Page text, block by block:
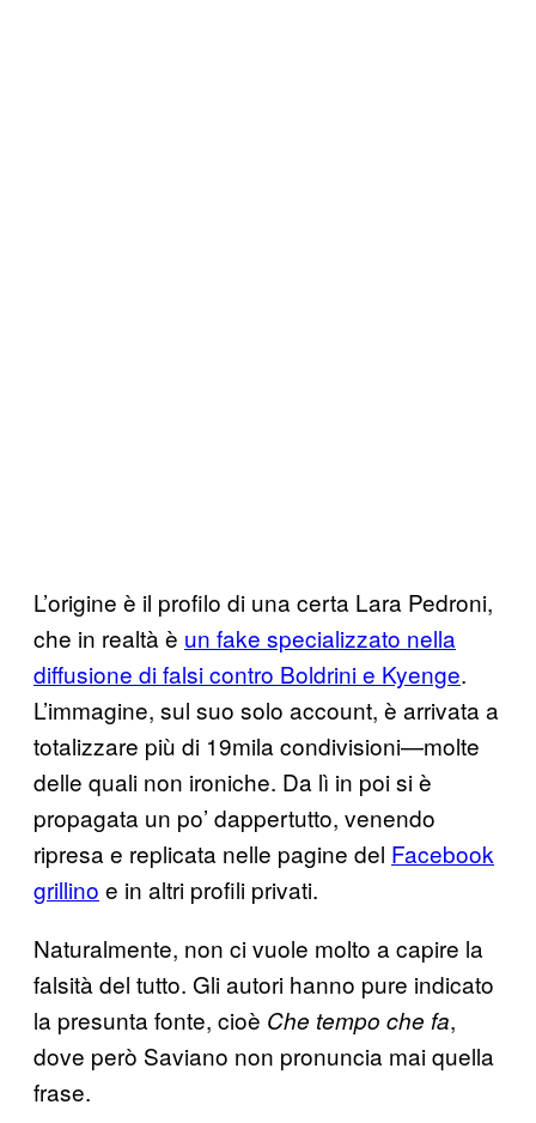
L’origine è il profilo di una certa Lara Pedroni,
che in realtà è un fake specializzato nella
diffusione di falsi contro Boldrini e Kyenge.
L’immagine, sul suo solo account, è arrivata a
totalizzare più di 19mila condivisioni—molte
delle quali non ironiche. Da lì in poi si è
propagata un po’ dappertutto, venendo
ripresa e replicata nelle pagine del Facebook
grillino e in altri profili privati.
Naturalmente, non ci vuole molto a capire la
falsità del tutto. Gli autori hanno pure indicato
la presunta fonte, cioè Che tempo che fa,
dove però Saviano non pronuncia mai quella
frase.